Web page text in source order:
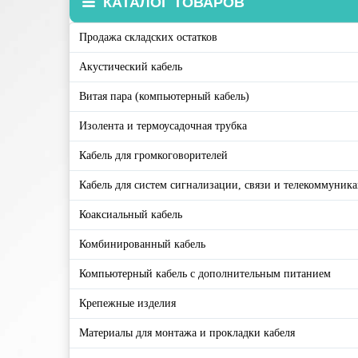
Продажа складских остатков
Акустический кабель
Витая пара (компьютерный кабель)
Изолента и термоусадочная трубка
Кабель для громкоговорителей
Кабель для систем сигнализации, связи и
Коаксиальный кабель
Комбинированный кабель
Компьютерный кабель с дополнительным питанием
Крепежные изделия
Материалы для монтажа и прокладки кабеля